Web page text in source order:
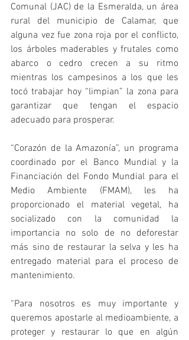
Comunal (JAC) de la Esmeralda, un área
rural del municipio de Calamar, que
alguna vez fue zona roja por el conflicto,
los árboles maderables y frutales como
abarco o cedro crecen a su ritmo
mientras los campesinos a los que les
tocó trabajar hoy “limpian” la zona para
garantizar que tengan el espacio
adecuado para prosperar.
“Corazón de la Amazonía”, un programa
coordinado por el Banco Mundial y la
Financiación del Fondo Mundial para el
Medio Ambiente (FMAM), les ha
proporcionado el material vegetal, ha
socializado con la comunidad la
importancia no solo de no deforestar
más sino de restaurar la selva y les ha
entregado material para el proceso de
mantenimiento.
“Para nosotros es muy importante y
queremos apostarle al medioambiente, a
proteger y restaurar lo que en algún